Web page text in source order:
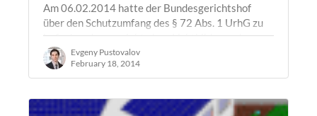
Am 06.02.2014 hatte der Bundesgerichtshof
über den Schutzumfang des § 72 Abs. 1 UrhG zu
befinden, der vorsieht, dass Lichtbilder und
Erzeugnisse, die ähnlich wie…
Evgeny Pustovalov
February 18, 2014